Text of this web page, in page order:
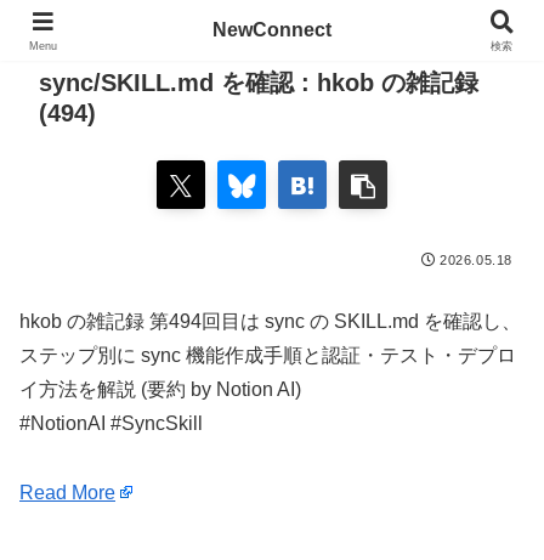
sync/SKILL.md を確認 : hkob の雑記録
(494)
2026.05.18
hkob の雑記録 第494回目は sync の SKILL.md を確認し、
ステップ別に sync 機能作成手順と認証・テスト・デプロ
イ方法を解説 (要約 by Notion AI)
#NotionAI #SyncSkill
Read More
Menu
NewConnect
検索